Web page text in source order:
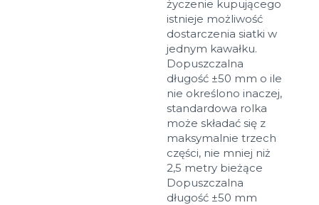
życzenie kupującego
istnieje możliwość
dostarczenia siatki w
jednym kawałku.
Dopuszczalna
długość ±50 mm o ile
nie określono inaczej,
standardowa rolka
może składać się z
maksymalnie trzech
części, nie mniej niż
2,5 metry bieżące
Dopuszczalna
długość ±50 mm